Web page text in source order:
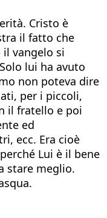
Cristo è
il fatto che
vangelo si
lui ha avuto
non poteva dire
per i piccoli,
il fratello e poi
ed
ecc. Era cioè
Lui è il bene
stare meglio.